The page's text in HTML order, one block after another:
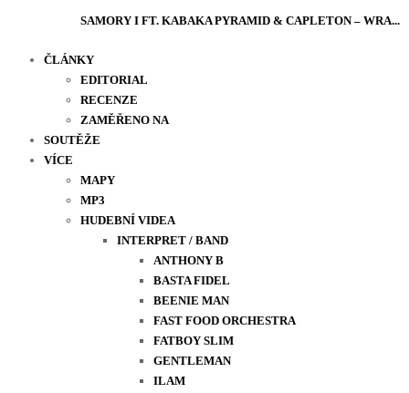
SAMORY I FT. KABAKA PYRAMID & CAPLETON – WRA...
ČLÁNKY
EDITORIAL
RECENZE
ZAMĚŘENO NA
SOUTĚŽE
VÍCE
MAPY
MP3
HUDEBNÍ VIDEA
INTERPRET / BAND
ANTHONY B
BASTA FIDEL
BEENIE MAN
FAST FOOD ORCHESTRA
FATBOY SLIM
GENTLEMAN
ILAM